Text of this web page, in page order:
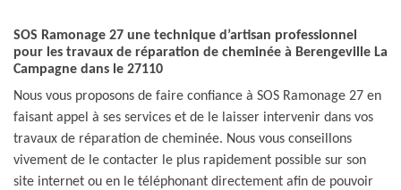
SOS Ramonage 27 une technique d’artisan professionnel
pour les travaux de réparation de cheminée à Berengeville La
Campagne dans le 27110
Nous vous proposons de faire confiance à SOS Ramonage 27 en
faisant appel à ses services et de le laisser intervenir dans vos
travaux de réparation de cheminée. Nous vous conseillons
vivement de le contacter le plus rapidement possible sur son
site internet ou en le téléphonant directement afin de pouvoir